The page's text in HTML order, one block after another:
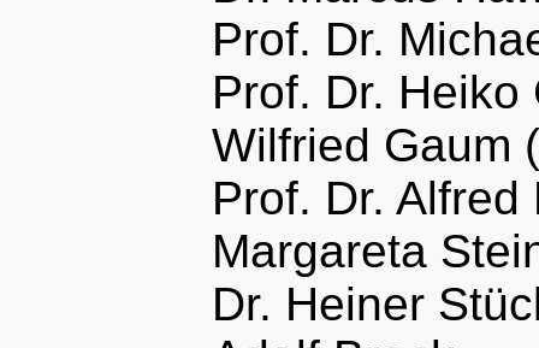
Prof. Dr.
Prof. Dr.
Wilfried Gaum
Prof. Dr.
Margareta
Dr. Heiner